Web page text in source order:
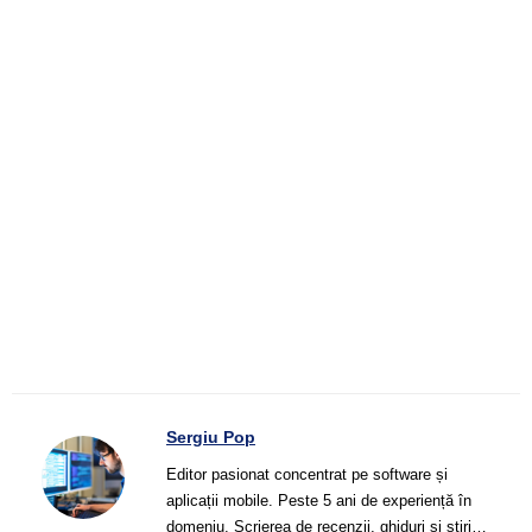
Sergiu Pop
Editor pasionat concentrat pe software și
aplicații mobile. Peste 5 ani de experiență în
domeniu. Scrierea de recenzii, ghiduri și știri.